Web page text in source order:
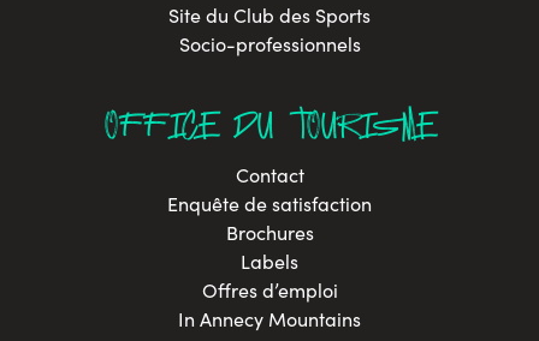
Site du Club des Sports
Socio-professionnels
OFFICE DU TOURISME
Contact
Enquête de satisfaction
Brochures
Labels
Offres d’emploi
In Annecy Mountains